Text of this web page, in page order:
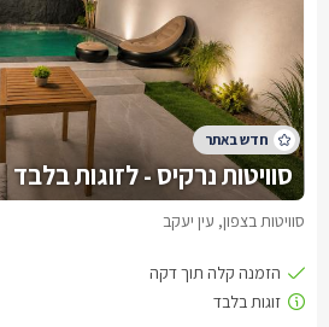
סוויטות נרקיס - לזוגות בלבד
סוויטות בצפון, עין יעקב